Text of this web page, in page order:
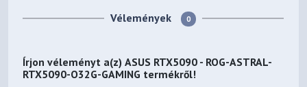
Vélemények 0
Írjon véleményt a(z)ASUS RTX5090 - ROG-ASTRAL-
RTX5090-O32G-GAMING termékről!